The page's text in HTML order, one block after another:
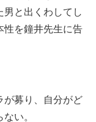
と出くわしてし
性を鐘井先生に告
が募り、自分がど
い。